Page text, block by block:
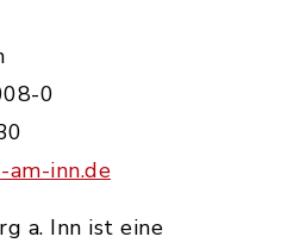
0
am-inn.de
a. Inn ist eine